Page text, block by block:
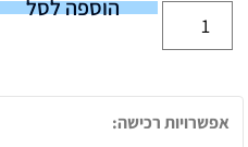
הוספה לסל
אפשרויות רכישה: